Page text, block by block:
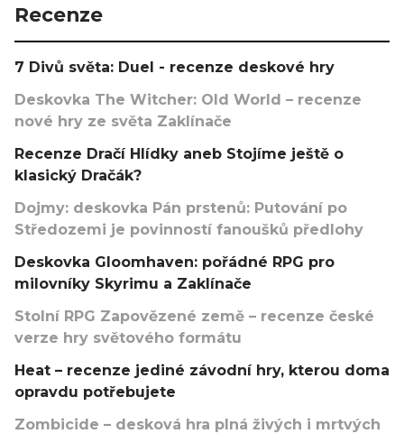
Recenze
7 Divů světa: Duel - recenze deskové hry
Deskovka The Witcher: Old World – recenze
nové hry ze světa Zaklínače
Recenze Dračí Hlídky aneb Stojíme ještě o
klasický Dračák?
Dojmy: deskovka Pán prstenů: Putování po
Středozemi je povinností fanoušků předlohy
Deskovka Gloomhaven: pořádné RPG pro
milovníky Skyrimu a Zaklínače
Stolní RPG Zapovězené země – recenze české
verze hry světového formátu
Heat – recenze jediné závodní hry, kterou doma
opravdu potřebujete
Zombicide – desková hra plná živých i mrtvých